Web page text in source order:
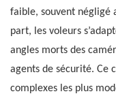
faible, souvent négligé
part, les voleurs
angles morts des
agents de sécurité. Ce
complexes les plus